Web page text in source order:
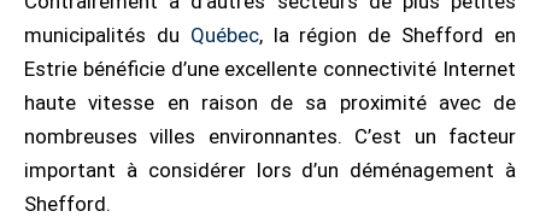
municipalités du Québec, la région de Shefford en
Estrie bénéficie d’une excellente connectivité Internet
haute vitesse en raison de sa proximité avec de
nombreuses villes environnantes. C’est un facteur
important à considérer lors d’un déménagement à
Shefford.